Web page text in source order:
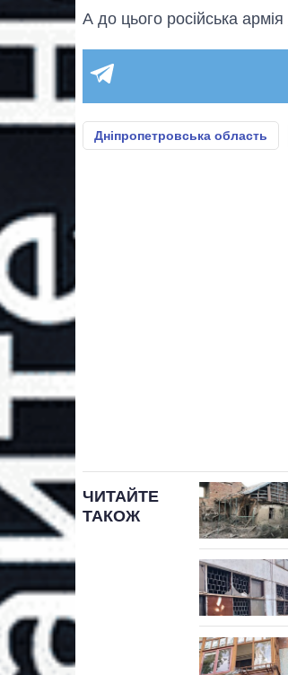
А до цього російська армія
Дніпропетровська область
ЧИТАЙТЕ
ТАКОЖ